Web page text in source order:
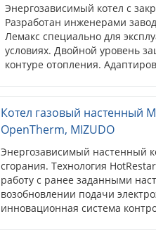
Энергозависимый котел с
Разработан инженерами
Лемакс специально для
условиях. Двойной уровень
контуре отопления.
Котел газовый настенный
OpenTherm, MIZUDO
Энергозависимый настенный
сгорания. Технология
работу с ранее заданными
возобновлении подачи
инновационная система